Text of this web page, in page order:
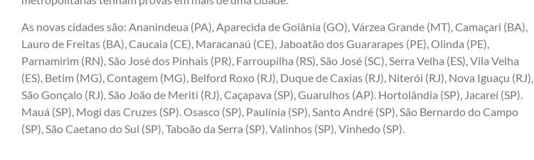
As novas cidades são: Ananindeua (PA), Aparecida de Goiânia (GO), Várzea Grande (MT), Camaçari (BA),
Lauro de Freitas (BA), Caucaia (CE), Maracanaú (CE), Jaboatão dos Guararapes (PE), Olinda (PE),
Parnamirim (RN), São José dos Pinhais (PR), Farroupilha (RS), São José (SC), Serra Velha (ES), Vila Velha
(ES), Betim (MG), Contagem (MG), Belford Roxo (RJ), Duque de Caxias (RJ), Niterói (RJ), Nova Iguaçu (RJ),
São Gonçalo (RJ), São João de Meriti (RJ), Caçapava (SP), Guarulhos (AP). Hortolândia (SP), Jacareí (SP).
Mauá (SP), Mogi das Cruzes (SP). Osasco (SP), Paulínia (SP), Santo André (SP), São Bernardo do Campo
(SP), São Caetano do Sul (SP), Taboão da Serra (SP), Valinhos (SP), Vinhedo (SP).